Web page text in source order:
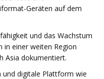
Geräten auf dem
und das Wachstum
in einer weiten Region
Asia dokumentiert.
und digitale Plattform wie